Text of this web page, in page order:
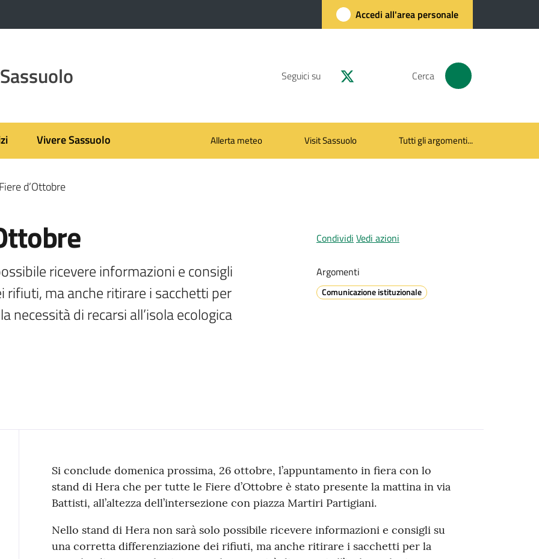
Accedi all'area personale
Seguici su Cerca
Vivere Sassuolo Allerta meteo Visit Sassuolo Tutti gli argomenti...
d’Ottobre
ricevere informazioni e consigli
ma anche ritirare i sacchetti per
necessità di recarsi all’isola ecologica
Condividi Vedi azioni
Argomenti
Comunicazione istituzionale
Contenuto
Si conclude domenica prossima, 26 ottobre, l’appuntamento in fiera con lo
stand di Hera che per tutte le Fiere d’Ottobre è stato presente la mattina in via
Battisti, all’altezza dell’intersezione con piazza Martiri Partigiani.
Nello stand di Hera non sarà solo possibile ricevere informazioni e consigli su
una corretta differenziazione dei rifiuti, ma anche ritirare i sacchetti per la